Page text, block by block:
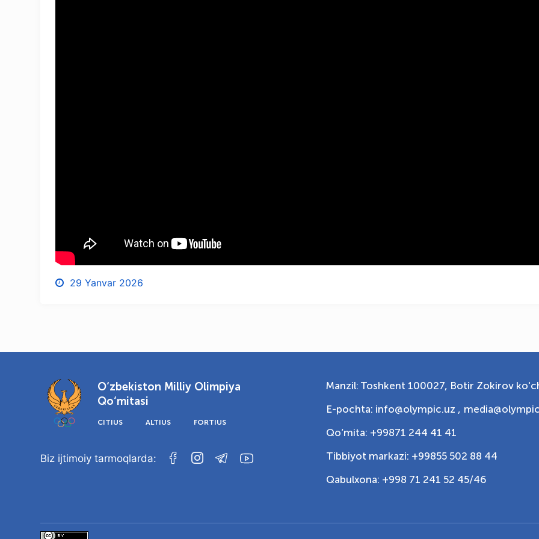
29 Yanvar 2026
O‘zbekiston Milliy Olimpiya
Qo‘mitasi
CITIUS ALTIUS FORTIUS
Biz ijtimoiy tarmoqlarda:
Manzil: Toshkent 100027, Botir Zokirov
E-pochta: info@olympic.uz ,
Qo‘mita: +99871 244 41 41
Tibbiyot markazi: +99855 502 88 44
Qabulxona: +998 71 241 52 45/46